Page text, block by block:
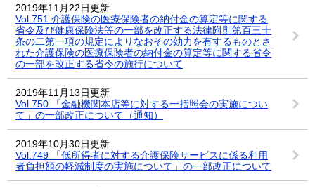
2019年11月22日更新
Vol.751 介護保険の医療保険者の納付金の算定等に関する
省令及び健康保険法等の一部を改正する法律附則第百三十
条の二第一項の規定によりなおその効力を有するものとさ
れた介護保険の医療保険者の納付金の算定等に関する省令
の一部を改正する省令の施行について
2019年11月13日更新
Vol.750 「金融機関本店等に対する一括照会の実施につい
て」の一部改正について（通知）
2019年10月30日更新
Vol.749 「低所得者に対する介護保険サービスに係る利用
者負担額の軽減制度の実施について」の一部改正について